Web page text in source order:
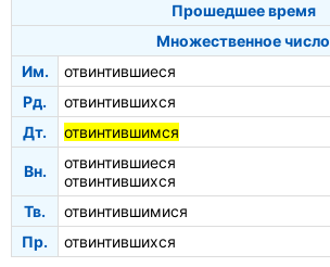
Прошедшее время
Множественное число
Им.
отвинтившиеся
Рд.
отвинтившихся
Дт.
отвинтившимся
Вн.
отвинтившиеся
отвинтившихся
Тв.
отвинтившимися
Пр.
отвинтившихся